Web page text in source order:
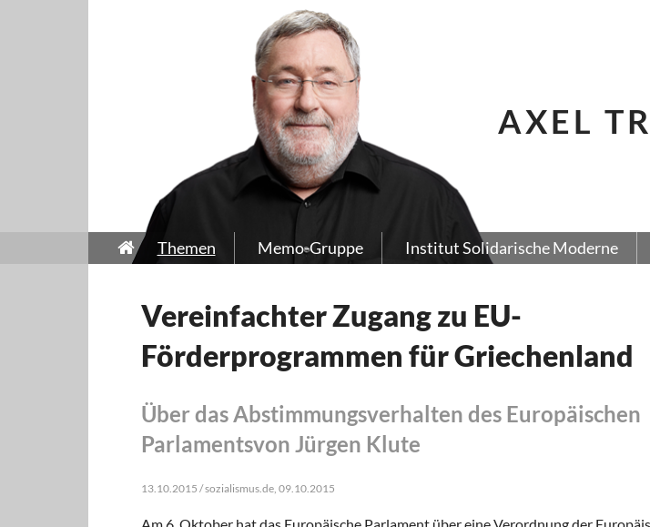
AXEL
Themen Memo-Gruppe Institut Solidarische Moderne
Vereinfachter Zugang zu EU-
Förderprogrammen für Griechenland
Über das Abstimmungsverhalten des Europäischen
Parlamentsvon Jürgen Klute
13.10.2015 / sozialismus.de, 09.10.2015